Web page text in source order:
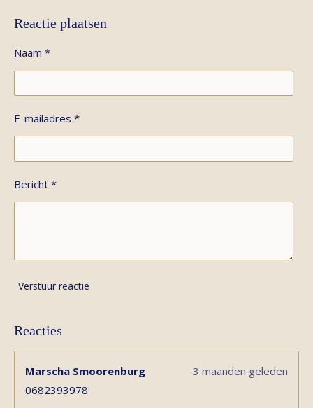
Reactie plaatsen
Naam *
E-mailadres *
Bericht *
Verstuur reactie
Reacties
Marscha Smoorenburg
3 maanden geleden
0682393978